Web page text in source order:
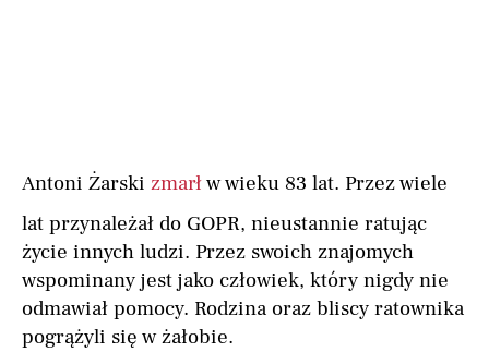
Antoni Żarski zmarłw wieku 83 lat. Przez wiele
lat przynależał do GOPR, nieustannie ratując
życie innych ludzi. Przez swoich znajomych
wspominany jest jako człowiek, który nigdy nie
odmawiał pomocy. Rodzina oraz bliscy ratownika
pogrążyli się w żałobie.